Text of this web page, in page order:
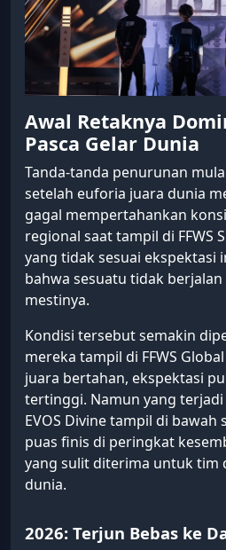
Awal Retaknya
Pasca Gelar Dunia
Tanda-tanda penurunan
setelah euforia juara dunia
gagal mempertahankan
regional saat tampil di FFWS
yang tidak sesuai ekspektasi
bahwa sesuatu tidak
mestinya.
Kondisi tersebut semakin
mereka tampil di FFWS
juara bertahan, ekspektasi
tertinggi. Namun yang
EVOS Divine tampil di
puas finis di peringkat
yang sulit diterima untuk tim
dunia.
2026: Terjun Bebas ke